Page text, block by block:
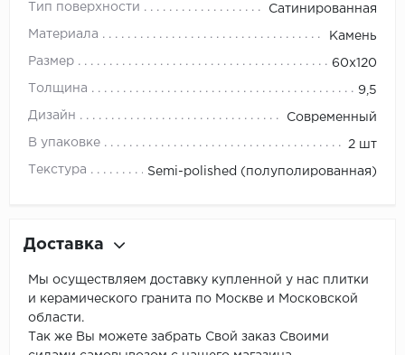
Тип поверхности Сатинированная
Материала Камень
Размер 60x120
Толщина 9,5
Дизайн Современный
В упаковке 2 шт
Текстура Semi-polished (полуполированная)
Доставка
Мы осуществляем доставку купленной у нас плитки
и керамического гранита по Москве и Московской
области.
Так же Вы можете забрать Свой заказ Своими